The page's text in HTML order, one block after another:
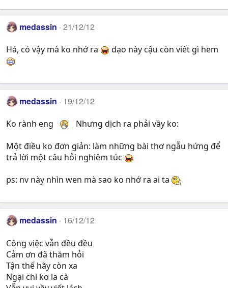
medassin 21/12/12
Há, có vậy mà ko nhớ ra dạo này cậu còn viết gì hem
medassin 19/12/12
Ko rành eng
Nhưng dịch ra phải vầy ko:
Một điều ko đơn giản: làm những bài thơ ngẫu hứng để
trả lời một câu hỏi nghiêm túc
ps: nv này nhìn wen mà sao ko nhớ ra ai ta
medassin 16/12/12
Công việc vẫn đều đều
Cảm ơn đã thăm hỏi
Tận thế hãy còn xa
Ngại chi ko la cà